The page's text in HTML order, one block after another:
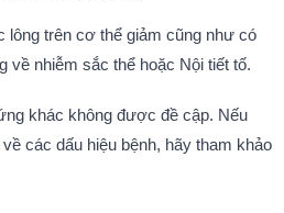
lông trên cơ thể giảm cũng như có
về nhiễm sắc thể hoặc Nội tiết tố.
khác không được đề cập. Nếu
các dấu hiệu bệnh, hãy tham khảo